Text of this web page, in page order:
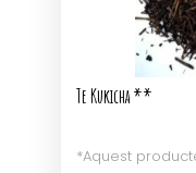
Te Kukicha **
*Aquest